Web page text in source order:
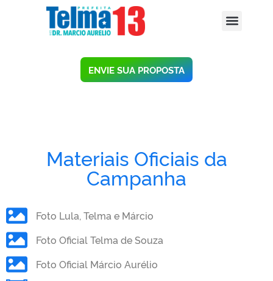
ENVIE SUA PROPOSTA
Materiais Oficiais da
Campanha
Foto Lula, Telma e Márcio
Foto Oficial Telma de Souza
Foto Oficial Márcio Aurélio